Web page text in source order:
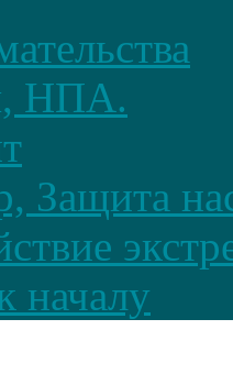
НПА.
Защита
началу